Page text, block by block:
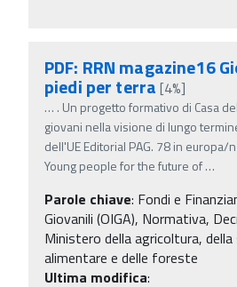
PDF: RRN magazine16
piedi per terra [4%]
… . Un progetto formativo di Casa
giovani nella visione di lungo
dell'UE Editorial PAG. 78 in europa/
Young people for the future of…
Parole chiave: Fondi e
Giovanili (OIGA), Normativa,
Ministero della agricoltura,
alimentare e delle foreste
Ultima modifica: